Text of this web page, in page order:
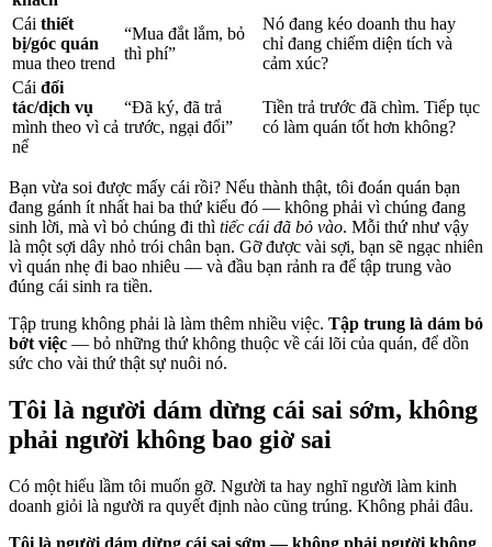
Cái thiết
bị/góc quán
mua theo trend
“Mua đắt lắm, bỏ
thì phí”
Nó đang kéo doanh thu hay
chỉ đang chiếm diện tích và
cảm xúc?
Cái đối
tác/dịch vụ
mình theo vì cả
nể
“Đã ký, đã trả
trước, ngại đổi”
Tiền trả trước đã chìm. Tiếp tục
có làm quán tốt hơn không?
Bạn vừa soi được mấy cái rồi? Nếu thành thật, tôi đoán quán bạn
đang gánh ít nhất hai ba thứ kiểu đó — không phải vì chúng đang
sinh lời, mà vì bỏ chúng đi thì tiếc cái đã bỏ vào. Mỗi thứ như vậy
là một sợi dây nhỏ trói chân bạn. Gỡ được vài sợi, bạn sẽ ngạc nhiên
vì quán nhẹ đi bao nhiêu — và đầu bạn rảnh ra để tập trung vào
đúng cái sinh ra tiền.
Tập trung không phải là làm thêm nhiều việc. Tập trung là dám bỏ
bớt việc — bỏ những thứ không thuộc về cái lõi của quán, để dồn
sức cho vài thứ thật sự nuôi nó.
Tôi là người dám dừng cái sai sớm, không
phải người không bao giờ sai
Có một hiểu lầm tôi muốn gỡ. Người ta hay nghĩ người làm kinh
doanh giỏi là người ra quyết định nào cũng trúng. Không phải đâu.
Tôi là người dám dừng cái sai sớm — không phải người không